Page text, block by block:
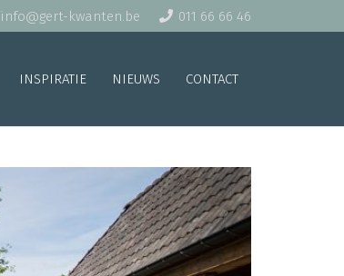
info@gert-kwanten.be 011 66 66 46
INSPIRATIE NIEUWS CONTACT